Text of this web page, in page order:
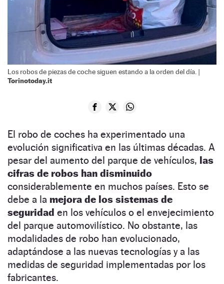
Los robos de piezas de coche siguen estando a la orden del día. |
Torinotoday.it
El robo de coches ha experimentado una
evolución significativa en las últimas décadas. A
pesar del aumento del parque de vehículos, las
cifras de robos han disminuido
considerablemente en muchos países. Esto se
debe a la mejora de los sistemas de
seguridad en los vehículos o el envejecimiento
del parque automovilístico. No obstante, las
modalidades de robo han evolucionado,
adaptándose a las nuevas tecnologías y a las
medidas de seguridad implementadas por los
fabricantes.